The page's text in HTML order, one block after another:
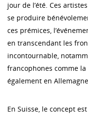
jour de l’été. Ces
se produire
ces prémices,
en transcendant les
incontournable,
francophones comme la
également en
En Suisse, le concept